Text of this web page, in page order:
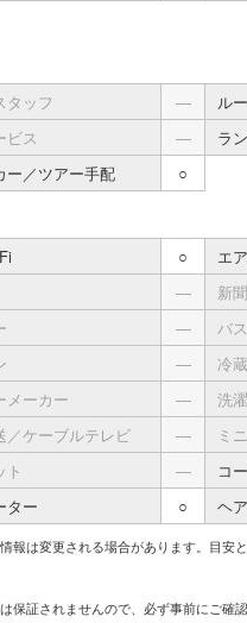
タッフ ― ル
ビス ― ラ
ー／ツアー手配 ○
○ エ
― 新聞
― バ
― 冷
メーカー ― 洗
／ケーブルテレビ ― ミ
ト ― コ
ター ○ ヘ
報は変更される場合があります。目安
証されませんので、必ず事前にご確認